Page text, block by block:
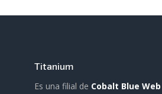
Titanium
Es una filial de Cobalt Blue Web